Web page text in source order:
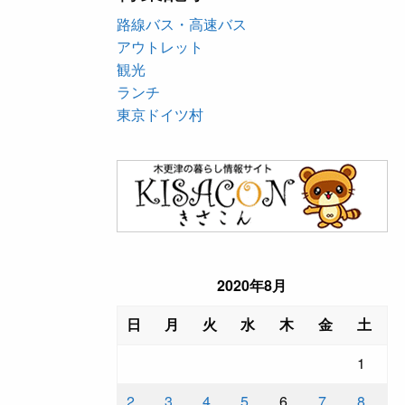
路線バス・高速バス
アウトレット
観光
ランチ
東京ドイツ村
2020年8月
日
月 火 水 木 金
土
1
2
3 4 5 6 7
8